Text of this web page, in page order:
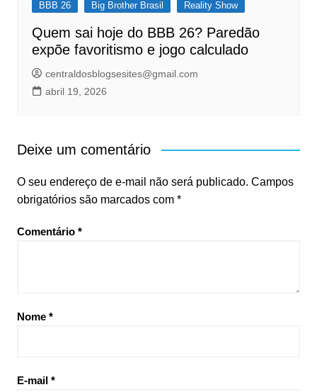
BBB 26 Big Brother Brasil Reality Show
Quem sai hoje do BBB 26? Paredão
expõe favoritismo e jogo calculado
centraldosblogsesites@gmail.com
abril 19, 2026
Deixe um comentário
O seu endereço de e-mail não será publicado. Campos
obrigatórios são marcados com *
Comentário *
Nome *
E-mail *